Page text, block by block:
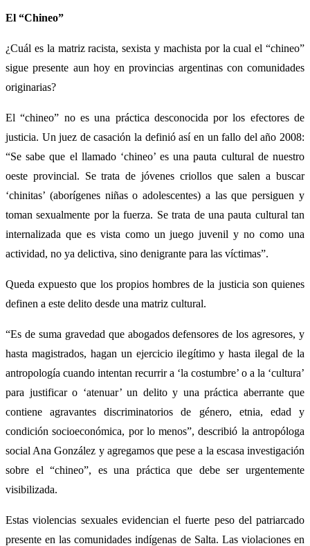
El “Chineo”
¿Cuál es la matriz racista, sexista y machista por la cual el “chineo”
sigue presente aun hoy en provincias argentinas con comunidades
originarias?
El “chineo” no es una práctica desconocida por los efectores de
justicia. Un juez de casación la definió así en un fallo del año 2008:
“Se sabe que el llamado ‘chineo’ es una pauta cultural de nuestro
oeste provincial. Se trata de jóvenes criollos que salen a buscar
‘chinitas’ (aborígenes niñas o adolescentes) a las que persiguen y
toman sexualmente por la fuerza. Se trata de una pauta cultural tan
internalizada que es vista como un juego juvenil y no como una
actividad, no ya delictiva, sino denigrante para las víctimas”.
Queda expuesto que los propios hombres de la justicia son quienes
definen a este delito desde una matriz cultural.
“Es de suma gravedad que abogados defensores de los agresores, y
hasta magistrados, hagan un ejercicio ilegítimo y hasta ilegal de la
antropología cuando intentan recurrir a ‘la costumbre’ o a la ‘cultura’
para justificar o ‘atenuar’ un delito y una práctica aberrante que
contiene agravantes discriminatorios de género, etnia, edad y
condición socioeconómica, por lo menos”, describió la antropóloga
social Ana González y agregamos que pese a la escasa investigación
sobre el “chineo”, es una práctica que debe ser urgentemente
visibilizada.
Estas violencias sexuales evidencian el fuerte peso del patriarcado
presente en las comunidades indígenas de Salta. Las violaciones en